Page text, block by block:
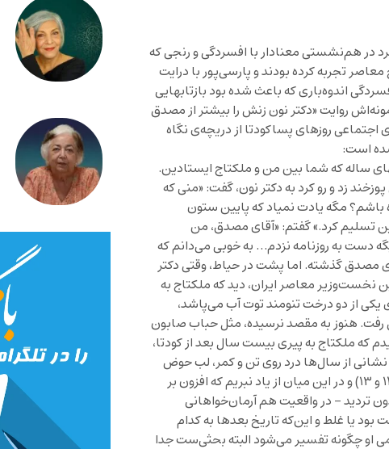
در هم‌نشستی معنادار با افسردگی و رنجی که
کودتای بیست و هشت مرداد ۱۳۳۲ در تاریخ معاصر تجربه کرده بودند و پارسی‌پور با درایت
اندوه‌باری که باعث شده بود بازتابهایی
روایت «دکتر نون زنش را بیشتر از مصدق
اجتماعی روزهای پساکودتا از دریچه‌ی نگاه
است:
ساله که شما بین من و ملکتاج ایستادین.
زد و رو کرد به دکتر نون، گفت: «منی که
مگه یادت نمیاد که پایین ستون
تسلیم کرد.» گفتم: «آقای مصدق، من
دست به روزنامه نزدم… به خوبی می‌دانم که
گذشته. اما پشت در حیاط، وقتی دکتر
معاصر ایران، دید که ملکتاج به
یکی از دو درخت تنومند توت آب می‌پاشد،
هنوز به مقصد نرسیده، مثل حباب صابون
که ملکتاج به پیری بیست سال بعد از کودتا،
نشانی از سال‌ها درد روی تن و کمر، لب حوض
خم شده و آب‌پاش را پر از آب می‌کند…» (شهرام رحیمیان، ۱۳۸۰: ۱۲ و ۱۳) و در این میان از یاد نبریم که افزون بر
تردید – در واقعیت هم آرمان‌خواهانی
بود یا غلط و این‌که تاریخ بعدها به کدام
او چگونه تفسیر می‌شود البته بحثی‌ست جدا